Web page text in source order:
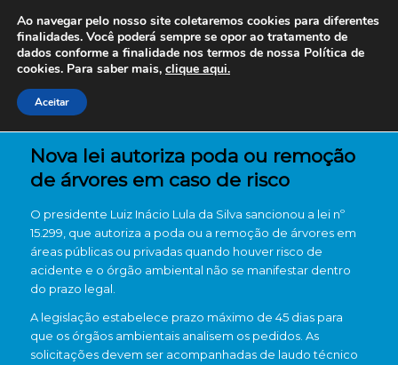
Nova lei autoriza poda ou remoção
de árvores em caso de risco
O presidente Luiz Inácio Lula da Silva sancionou a lei nº
15.299, que autoriza a poda ou a remoção de árvores em
áreas públicas ou privadas quando houver risco de
acidente e o órgão ambiental não se manifestar dentro
do prazo legal.
A legislação estabelece prazo máximo de 45 dias para
que os órgãos ambientais analisem os pedidos. As
solicitações devem ser acompanhadas de laudo técnico
Ao navegar pelo nosso site coletaremos cookies para diferentes
finalidades. Você poderá sempre se opor ao tratamento de
dados conforme a finalidade nos termos de nossa Política de
cookies. Para saber mais, clique aqui.
Aceitar